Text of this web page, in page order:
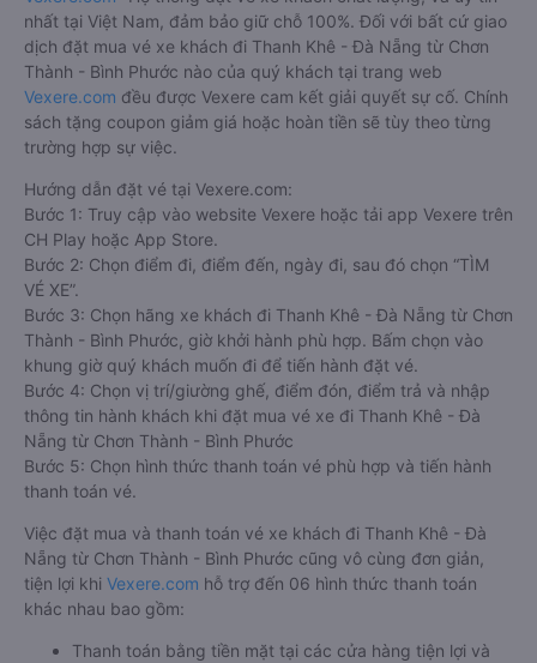
nhất tại Việt Nam, đảm bảo giữ chỗ 100%. Đối với bất cứ giao
dịch đặt mua vé xe khách đi Thanh Khê - Đà Nẵng từ Chơn
Thành - Bình Phước nào của quý khách tại trang web
Vexere.com đều được Vexere cam kết giải quyết sự cố. Chính
sách tặng coupon giảm giá hoặc hoàn tiền sẽ tùy theo từng
trường hợp sự việc.
Hướng dẫn đặt vé tại Vexere.com:
Bước 1: Truy cập vào website Vexere hoặc tải app Vexere trên
CH Play hoặc App Store.
Bước 2: Chọn điểm đi, điểm đến, ngày đi, sau đó chọn “TÌM
VÉ XE”.
Bước 3: Chọn hãng xe khách đi Thanh Khê - Đà Nẵng từ Chơn
Thành - Bình Phước, giờ khởi hành phù hợp. Bấm chọn vào
khung giờ quý khách muốn đi để tiến hành đặt vé.
Bước 4: Chọn vị trí/giường ghế, điểm đón, điểm trả và nhập
thông tin hành khách khi đặt mua vé xe đi Thanh Khê - Đà
Nẵng từ Chơn Thành - Bình Phước
Bước 5: Chọn hình thức thanh toán vé phù hợp và tiến hành
thanh toán vé.
Việc đặt mua và thanh toán vé xe khách đi Thanh Khê - Đà
Nẵng từ Chơn Thành - Bình Phước cũng vô cùng đơn giản,
tiện lợi khi Vexere.com hỗ trợ đến 06 hình thức thanh toán
khác nhau bao gồm:
Thanh toán bằng tiền mặt tại các cửa hàng tiện lợi và